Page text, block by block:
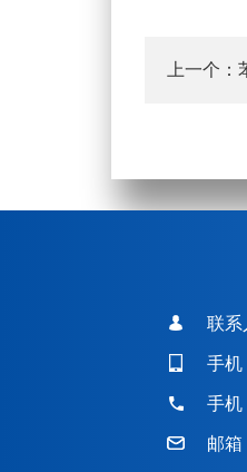
上一个：
联系
手
手
邮箱